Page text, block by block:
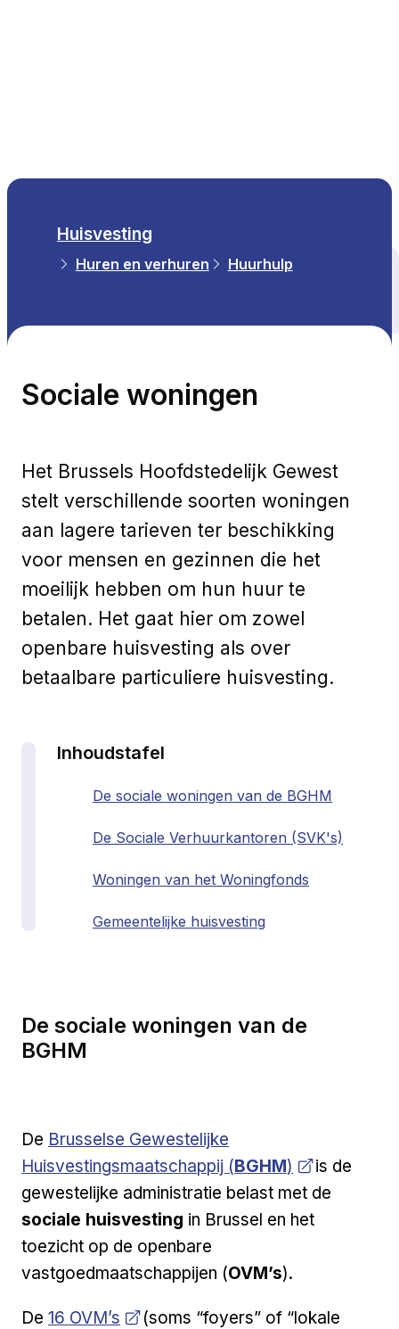
Huisvesting
Huren en verhuren Huurhulp
Sociale woningen
Het Brussels Hoofdstedelijk Gewest
stelt verschillende soorten woningen
aan lagere tarieven ter beschikking
voor mensen en gezinnen die het
moeilijk hebben om hun huur te
betalen. Het gaat hier om zowel
openbare huisvesting als over
betaalbare particuliere huisvesting.
Inhoudstafel
De sociale woningen van de BGHM
De Sociale Verhuurkantoren (SVK's)
Woningen van het Woningfonds
Gemeentelijke huisvesting
De sociale woningen van de
BGHM
De Open a new venster
Brusselse Gewestelijke
Huisvestingsmaatschappij (BGHM)
is de
gewestelijke administratie belast met de
sociale huisvesting in Brussel en het
toezicht op de openbare
vastgoedmaatschappijen (OVM’s).
De Open a new venster
16 OVM’s
(soms “foyers” of “lokale